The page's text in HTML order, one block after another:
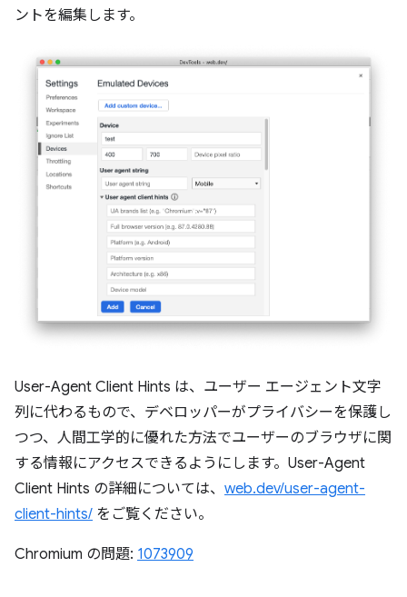
ントを編集します。
User-Agent Client Hints は、ユーザー エージェント文字
列に代わるもので、デベロッパーがプライバシーを保護し
つつ、人間工学的に優れた方法でユーザーのブラウザに関
する情報にアクセスできるようにします。User-Agent
Client Hints の詳細については、 web.dev/user-agent-
client-hints/ をご覧ください。
Chromium の問題: 1073909